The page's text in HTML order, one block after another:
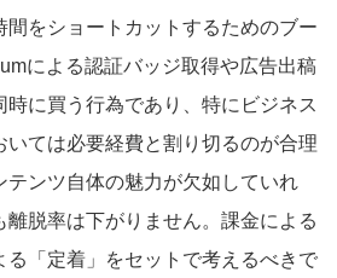
間をショートカットするためのブー
による認証バッジ取得や広告出稿
時に買う行為であり、特にビジネス
いては必要経費と割り切るのが合理
テンツ自体の魅力が欠如していれ
離脱率は下がりません。課金による
る「定着」をセットで考えるべきで